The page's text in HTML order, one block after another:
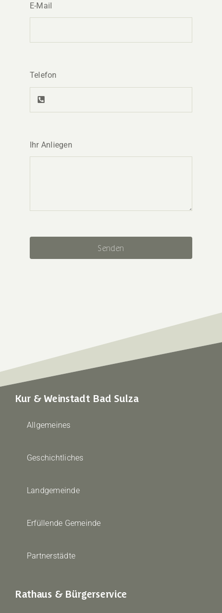
E-Mail
Telefon
Ihr Anliegen
Senden
Kur & Weinstadt Bad Sulza
Allgemeines
Geschichtliches
Landgemeinde
Erfüllende Gemeinde
Partnerstädte
Rathaus & Bürgerservice